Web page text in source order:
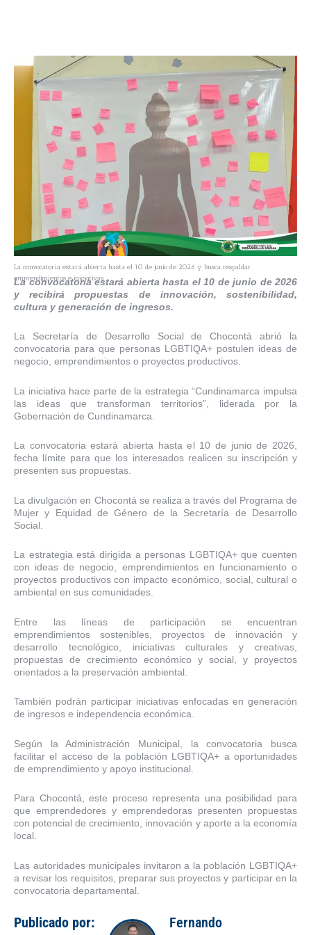
La convocatoria estará abierta hasta el 10 de junio de 2026 y busca respaldar
emprendimientos e iniciativas
La convocatoria estará abierta hasta el 10 de junio de 2026
y recibirá propuestas de innovación, sostenibilidad,
cultura y generación de ingresos.
La Secretaría de Desarrollo Social de Chocontá abrió la
convocatoria para que personas LGBTIQA+ postulen ideas de
negocio, emprendimientos o proyectos productivos.
La iniciativa hace parte de la estrategia “Cundinamarca impulsa
las ideas que transforman territorios”, liderada por la
Gobernación de Cundinamarca.
La convocatoria estará abierta hasta el 10 de junio de 2026,
fecha límite para que los interesados realicen su inscripción y
presenten sus propuestas.
La divulgación en Chocontá se realiza a través del Programa de
Mujer y Equidad de Género de la Secretaría de Desarrollo
Social.
La estrategia está dirigida a personas LGBTIQA+ que cuenten
con ideas de negocio, emprendimientos en funcionamiento o
proyectos productivos con impacto económico, social, cultural o
ambiental en sus comunidades.
Entre las líneas de participación se encuentran
emprendimientos sostenibles, proyectos de innovación y
desarrollo tecnológico, iniciativas culturales y creativas,
propuestas de crecimiento económico y social, y proyectos
orientados a la preservación ambiental.
También podrán participar iniciativas enfocadas en generación
de ingresos e independencia económica.
Según la Administración Municipal, la convocatoria busca
facilitar el acceso de la población LGBTIQA+ a oportunidades
de emprendimiento y apoyo institucional.
Para Chocontá, este proceso representa una posibilidad para
que emprendedores y emprendedoras presenten propuestas
con potencial de crecimiento, innovación y aporte a la economía
local.
Las autoridades municipales invitaron a la población LGBTIQA+
a revisar los requisitos, preparar sus proyectos y participar en la
convocatoria departamental.
Publicado por:
Fernando